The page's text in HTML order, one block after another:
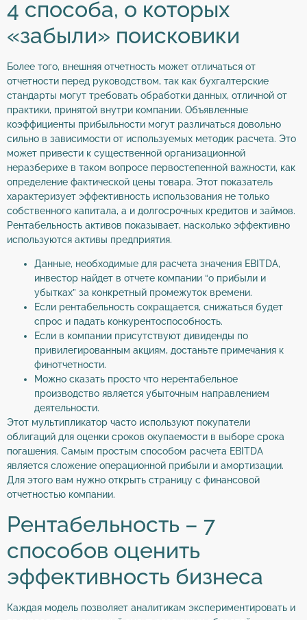
4 способа, о которых
«забыли» поисковики
Более того, внешняя отчетность может отличаться от
отчетности перед руководством, так как бухгалтерские
стандарты могут требовать обработки данных, отличной от
практики, принятой внутри компании. Объявленные
коэффициенты прибыльности могут различаться довольно
сильно в зависимости от используемых методик расчета. Это
может привести к существенной организационной
неразберихе в таком вопросе первостепенной важности, как
определение фактической цены товара. Этот показатель
характеризует эффективность использования не только
собственного капитала, а и долгосрочных кредитов и займов.
Рентабельность активов показывает, насколько эффективно
используются активы предприятия.
Данные, необходимые для расчета значения EBITDA,
инвестор найдет в отчете компании “о прибыли и
убытках” за конкретный промежуток времени.
Если рентабельность сокращается, снижаться будет
спрос и падать конкурентоспособность.
Если в компании присутствуют дивиденды по
привилегированным акциям, достаньте примечания к
финотчетности.
Можно сказать просто что нерентабельное
производство является убыточным направлением
деятельности.
Этот мультипликатор часто используют покупатели
облигаций для оценки сроков окупаемости в выборе срока
погашения. Самым простым способом расчета EBITDA
является сложение операционной прибыли и амортизации.
Для этого вам нужно открыть страницу с финансовой
отчетностью компании.
Рентабельность – 7
способов оценить
эффективность бизнеса
Каждая модель позволяет аналитикам экспериментировать и